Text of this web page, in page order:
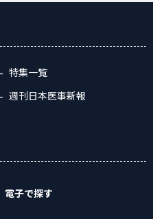
特集一覧
週刊日本医事新報
電子で探す